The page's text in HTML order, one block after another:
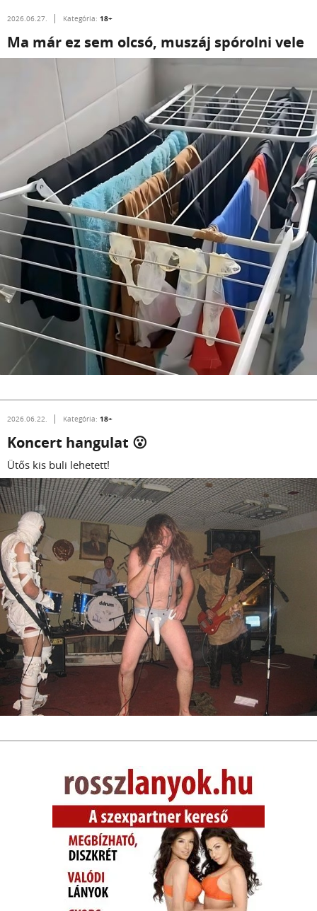
2026.06.27. Kategória: 18+
Ma már ez sem olcsó, muszáj spórolni vele
2026.06.22. Kategória: 18+
Koncert hangulat 😮
Ütős kis buli lehetett!